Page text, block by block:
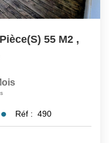
55 M2 ,
Réf : 490